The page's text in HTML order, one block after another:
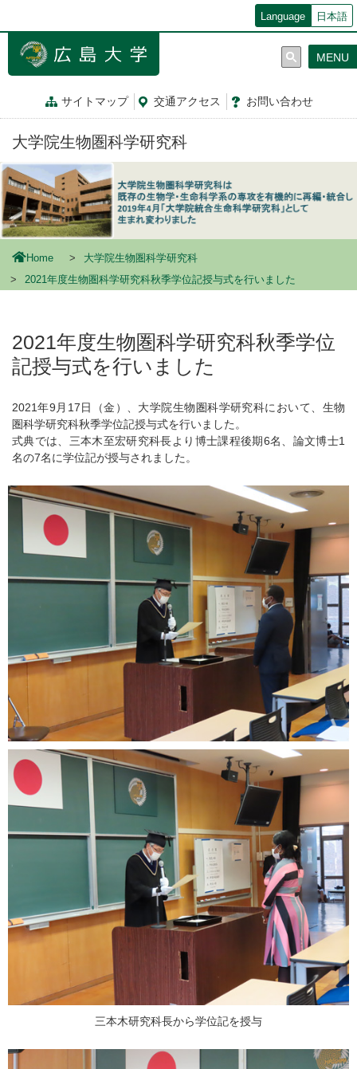
ン
動
Language 日本語
サイトマップ 交通アクセス お問い合わせ
MENU
大学院生物圏科学研究科
Home
大学院生物圏科学研究科
2021年度生物圏科学研究科秋季学位記授与式を行いました
2021年度生物圏科学研究科秋季学位
記授与式を行いました
2021年9月17日（金）、大学院生物圏科学研究科において、生物
圏科学研究科秋季学位記授与式を行いました。
式典では、三本木至宏研究科長より博士課程後期6名、論文博士1
名の7名に学位記が授与されました。
三本木研究科長から学位記を授与